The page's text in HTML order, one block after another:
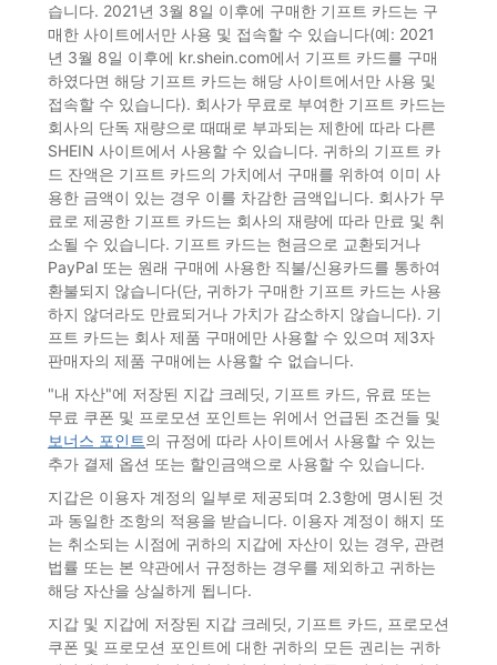
습니다. 2021년 3월 8일 이후에 구매한 기프트 카드는 구
매한 사이트에서만 사용 및 접속할 수 있습니다(예: 2021
년 3월 8일 이후에 kr.shein.com에서 기프트 카드를 구매
하였다면 해당 기프트 카드는 해당 사이트에서만 사용 및
접속할 수 있습니다). 회사가 무료로 부여한 기프트 카드는
회사의 단독 재량으로 때때로 부과되는 제한에 따라 다른
SHEIN 사이트에서 사용할 수 있습니다. 귀하의 기프트 카
드 잔액은 기프트 카드의 가치에서 구매를 위하여 이미 사
용한 금액이 있는 경우 이를 차감한 금액입니다. 회사가 무
료로 제공한 기프트 카드는 회사의 재량에 따라 만료 및 취
소될 수 있습니다. 기프트 카드는 현금으로 교환되거나
PayPal 또는 원래 구매에 사용한 직불/신용카드를 통하여
환불되지 않습니다(단, 귀하가 구매한 기프트 카드는 사용
하지 않더라도 만료되거나 가치가 감소하지 않습니다). 기
프트 카드는 회사 제품 구매에만 사용할 수 있으며 제3자
판매자의 제품 구매에는 사용할 수 없습니다.
"내 자산"에 저장된 지갑 크레딧, 기프트 카드, 유료 또는
무료 쿠폰 및 프로모션 포인트는 위에서 언급된 조건들 및
보너스 포인트의 규정에 따라 사이트에서 사용할 수 있는
추가 결제 옵션 또는 할인금액으로 사용할 수 있습니다.
지갑은 이용자 계정의 일부로 제공되며 2.3항에 명시된 것
과 동일한 조항의 적용을 받습니다. 이용자 계정이 해지 또
는 취소되는 시점에 귀하의 지갑에 자산이 있는 경우, 관련
법률 또는 본 약관에서 규정하는 경우를 제외하고 귀하는
해당 자산을 상실하게 됩니다.
지갑 및 지갑에 저장된 지갑 크레딧, 기프트 카드, 프로모션
쿠폰 및 프로모션 포인트에 대한 귀하의 모든 권리는 귀하